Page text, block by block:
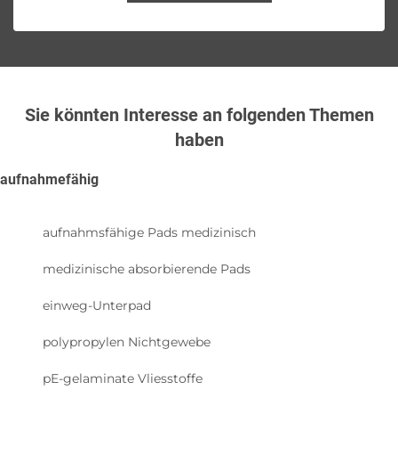
Sie könnten Interesse an folgenden Themen
haben
aufnahmefähig
aufnahmsfähige Pads medizinisch
medizinische absorbierende Pads
einweg-Unterpad
polypropylen Nichtgewebe
pE-gelaminate Vliesstoffe